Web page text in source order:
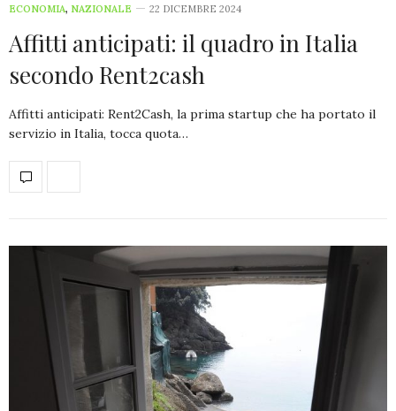
ECONOMIA, NAZIONALE 22 DICEMBRE 2024
Affitti anticipati: il quadro in Italia
secondo Rent2cash
Affitti anticipati: Rent2Cash, la prima startup che ha portato il
servizio in Italia, tocca quota…